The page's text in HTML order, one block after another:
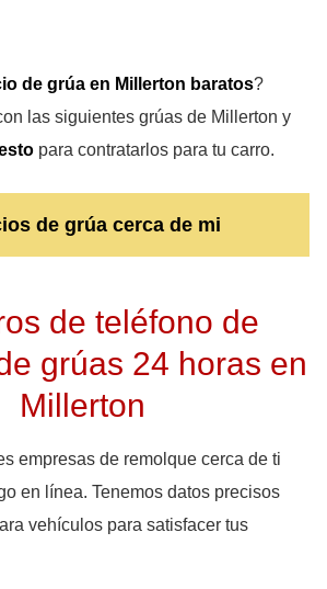
de grúa en Millerton baratos?
las siguientes grúas de Millerton y
para contratarlos para tu carro.
de grúa cerca de mi
de teléfono de
grúas 24 horas en
Millerton
empresas de remolque cerca de ti
en línea. Tenemos datos precisos
vehículos para satisfacer tus